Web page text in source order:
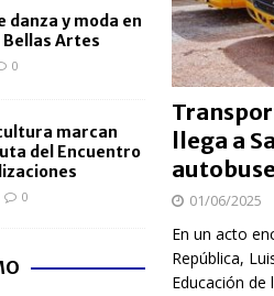
llega a
01/06/2025
En un acto
República,
Educación de
danza y moda en
Bellas Artes
0
marcan
del Encuentro
0